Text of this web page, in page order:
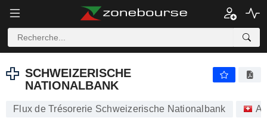
SCHWEIZERISCHE
NATIONALBANK
Flux de Trésorerie Schweizerische Nationalbank